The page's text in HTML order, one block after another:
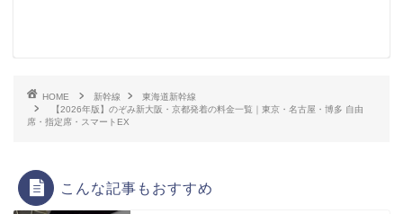
HOME 新幹線
東海道新幹線
【2026年版】のぞみ新大阪・京都発着の料金一覧｜東京・名古屋・博多 自由
席・指定席・スマートEX
こんな記事もおすすめ